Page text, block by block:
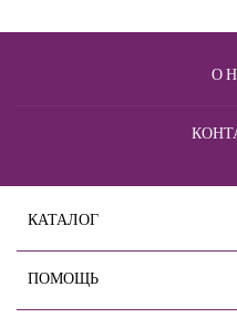
О
КАТАЛОГ
ПОМОЩЬ